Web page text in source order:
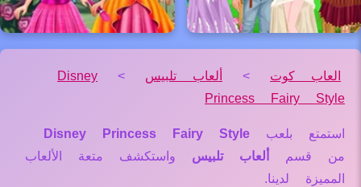
العاب كوت > ألعاب تلبيس >
Disney
Princess Fairy Style
استمتع بلعب Disney Princess Fairy Style
من قسم
ألعاب تلبيس واستكشف متعة الألعاب
المميزة لدينا.